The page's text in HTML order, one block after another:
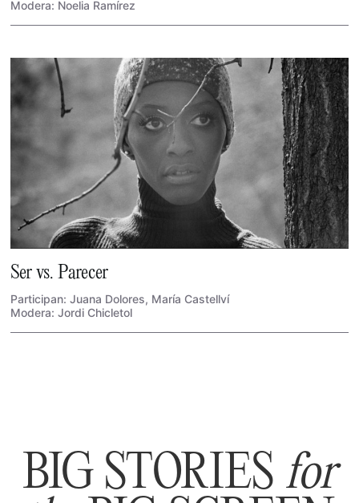
Modera: Noelia Ramírez
Ser vs. Parecer
Participan: Juana Dolores, María Castellví
Modera: Jordi Chicletol
BIG STORIES for